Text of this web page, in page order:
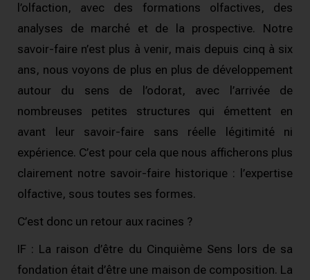
l’olfaction, avec des formations olfactives, des
analyses de marché et de la prospective. Notre
savoir-faire n’est plus à venir, mais depuis cinq à six
ans, nous voyons de plus en plus de développement
autour du sens de l’odorat, avec l’arrivée de
nombreuses petites structures qui émettent en
avant leur savoir-faire sans réelle légitimité ni
expérience. C’est pour cela que nous afficherons plus
clairement notre savoir-faire historique : l’expertise
olfactive, sous toutes ses formes.
C’est donc un retour aux racines ?
IF : La raison d’être du Cinquième Sens lors de sa
fondation était d’être une maison de composition. La